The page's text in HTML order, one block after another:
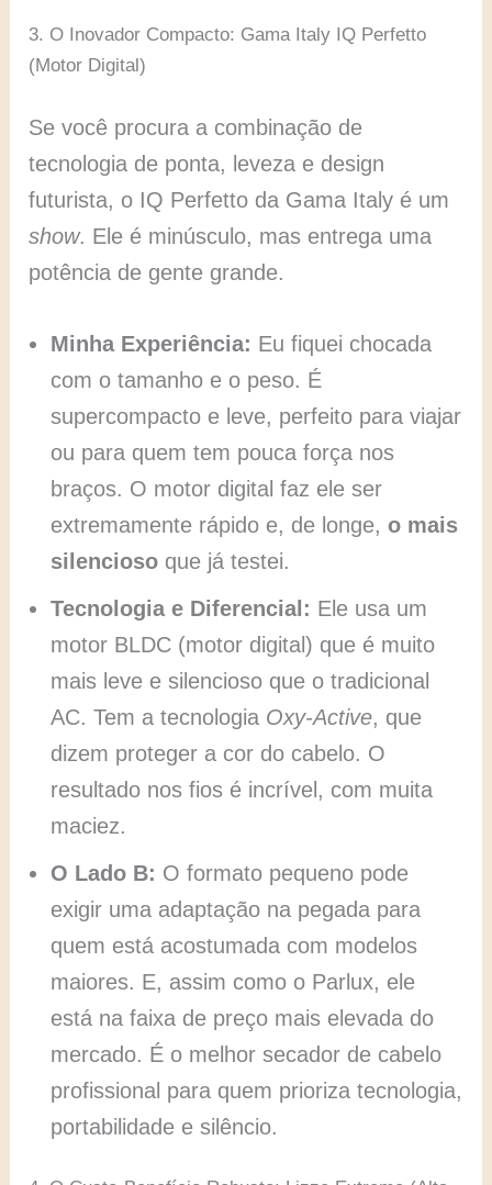
3. O Inovador Compacto: Gama Italy IQ Perfetto
(Motor Digital)
Se você procura a combinação de
tecnologia de ponta, leveza e design
futurista, o IQ Perfetto da Gama Italy é um
show. Ele é minúsculo, mas entrega uma
potência de gente grande.
Minha Experiência: Eu fiquei chocada
com o tamanho e o peso. É
supercompacto e leve, perfeito para viajar
ou para quem tem pouca força nos
braços. O motor digital faz ele ser
extremamente rápido e, de longe,o mais
silencioso que já testei.
Tecnologia e Diferencial: Ele usa um
motor BLDC (motor digital) que é muito
mais leve e silencioso que o tradicional
AC. Tem a tecnologia Oxy-Active, que
dizem proteger a cor do cabelo. O
resultado nos fios é incrível, com muita
maciez.
O Lado B: O formato pequeno pode
exigir uma adaptação na pegada para
quem está acostumada com modelos
maiores. E, assim como o Parlux, ele
está na faixa de preço mais elevada do
mercado. É o melhor secador de cabelo
profissional para quem prioriza tecnologia,
portabilidade e silêncio.